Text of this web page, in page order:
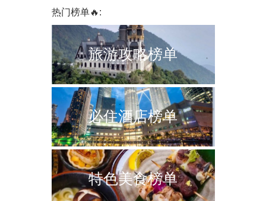
热门榜单🔥:
旅游攻略榜单
必住酒店榜单
特色美食榜单